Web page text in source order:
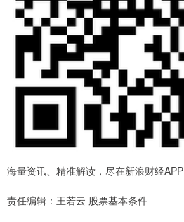
海量资讯、精准解读，尽在新浪财经APP
责任编辑：王若云 股票基本条件